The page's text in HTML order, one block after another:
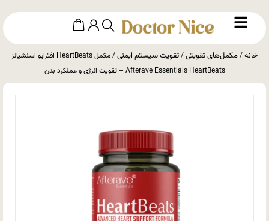
خانه/مکمل‌های تقویتی/تقویت سیستم ایمنی
/ مکمل HeartBeats افترایو اسنشیالز
Afterave Essentials HeartBeats – تقویت انرژی و عملکرد بدن